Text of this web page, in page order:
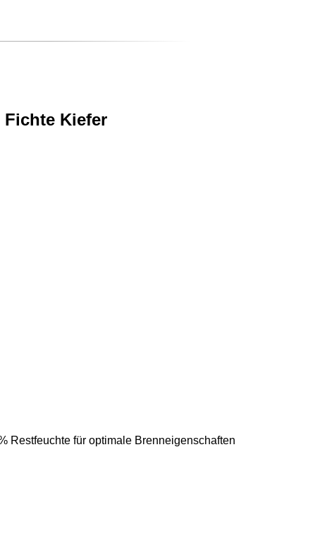
Kiefer
Restfeuchte für optimale Brenneigenschaften